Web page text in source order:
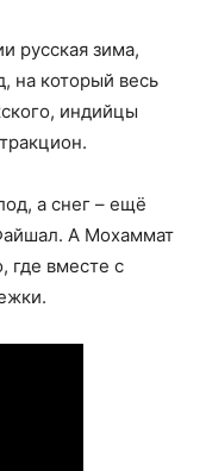
русская зима,
на который весь
индийцы
а снег – ещё
А Мохаммат
где вместе с